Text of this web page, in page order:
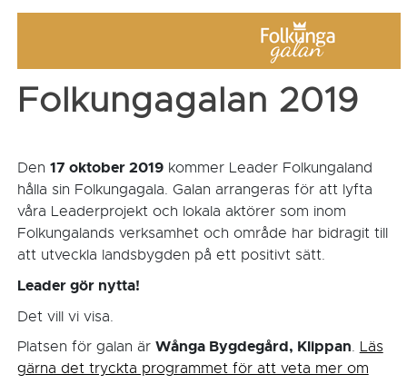
Folkungagalan 2019
Den 17 oktober 2019kommer Leader Folkungaland
hålla sin Folkungagala. Galan arrangeras för att lyfta
våra Leaderprojekt och lokala aktörer som inom
Folkungalands verksamhet och område har bidragit till
att utveckla landsbygden på ett positivt sätt.
Leader gör nytta!
Det vill vi visa.
Platsen för galan är Wånga Bygdegård, Klippan. Läs
gärna det tryckta programmet för att veta mer om